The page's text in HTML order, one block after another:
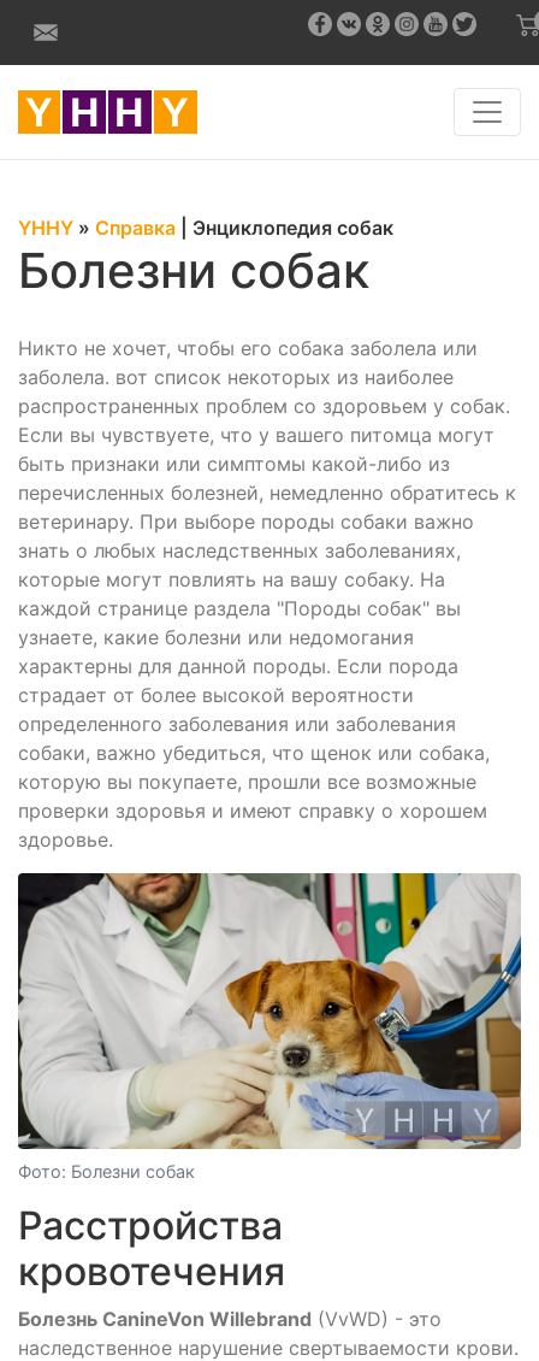
YHHY » Справка Энциклопедия собак
Болезни собак
Никто не хочет, чтобы его собака заболела или
заболела. вот список некоторых из наиболее
распространенных проблем со здоровьем у собак.
Если вы чувствуете, что у вашего питомца могут
быть признаки или симптомы какой-либо из
перечисленных болезней, немедленно обратитесь к
ветеринару. При выборе породы собаки важно
знать о любых наследственных заболеваниях,
которые могут повлиять на вашу собаку. На
каждой странице раздела "Породы собак" вы
узнаете, какие болезни или недомогания
характерны для данной породы. Если порода
страдает от более высокой вероятности
определенного заболевания или заболевания
собаки, важно убедиться, что щенок или собака,
которую вы покупаете, прошли все возможные
проверки здоровья и имеют справку о хорошем
здоровье.
Фото: Болезни собак
Расстройства
кровотечения
Болезнь CanineVon Willebrand (VvWD) - это
наследственное нарушение свертываемости крови.